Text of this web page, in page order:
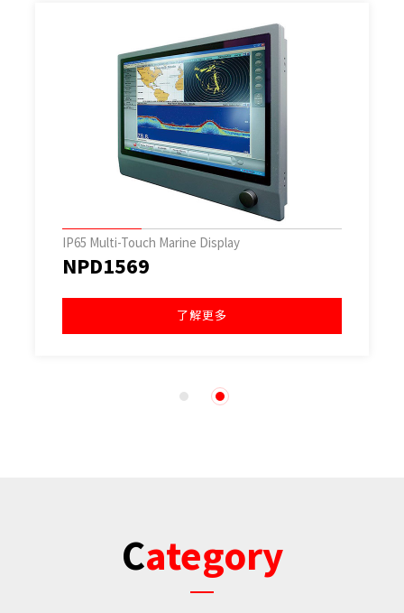
IP65 Multi-Touch Marine Display
NPD1569
了解更多
2
Category